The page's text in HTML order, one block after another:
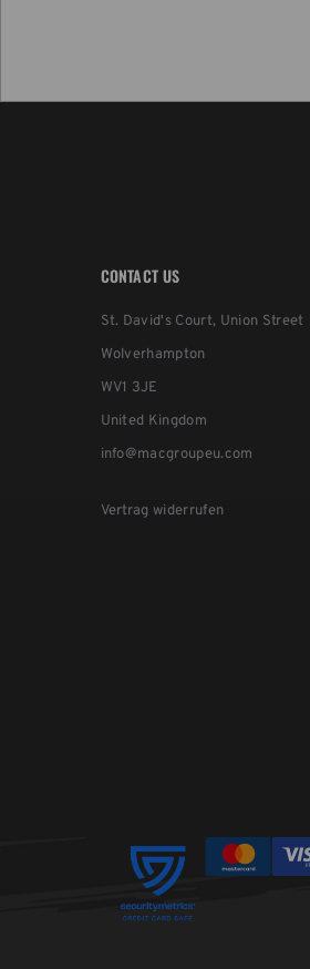
CONTACT US
St. David's Court, Union Street
Wolverhampton
WV1 3JE
United Kingdom
info@macgroupeu.com
Vertrag widerrufen